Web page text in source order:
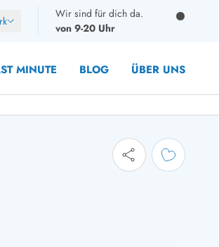
Wir sind für dich da.
von 9-20 Uhr
MINUTE BLOG ÜBER UNS